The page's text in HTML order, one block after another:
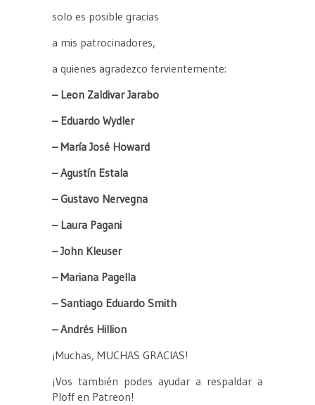
solo es posible gracias
a mis patrocinadores,
a quienes agradezco fervientemente:
– Leon Zaldivar Jarabo
– Eduardo Wydler
– María José Howard
– Agustín Estala
– Gustavo Nervegna
– Laura Pagani
– John Kleuser
– Mariana Pagella
– Santiago Eduardo Smith
– Andrés Hillion
¡Muchas, MUCHAS GRACIAS!
¡Vos también podes ayudar a respaldar a
Ploff en Patreon!